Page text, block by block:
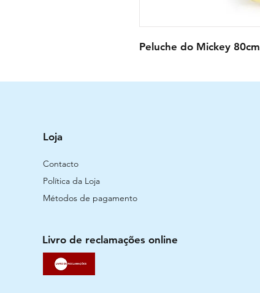
Peluche do Mickey 80cm
Loja
Contacto
Política da Loja
Métodos de pagamento
Livro de reclamações online